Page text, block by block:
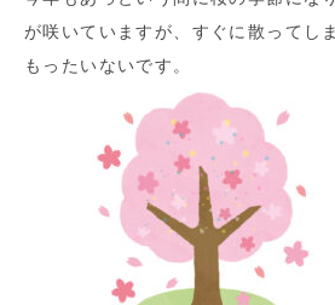
が咲いていますが、すぐに散ってし
もったいないです。